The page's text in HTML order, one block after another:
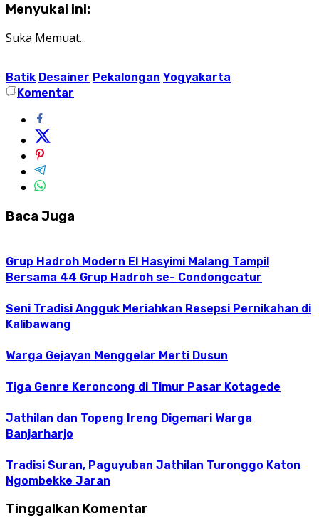
Menyukai ini:
Suka Memuat...
Batik Desainer Pekalongan Yogyakarta
Komentar
Baca Juga
Grup Hadroh Modern El Hasyimi Malang Tampil
Bersama 44 Grup Hadroh se- Condongcatur
Seni Tradisi Angguk Meriahkan Resepsi Pernikahan di
Kalibawang
Warga Gejayan Menggelar Merti Dusun
Tiga Genre Keroncong di Timur Pasar Kotagede
Jathilan dan Topeng Ireng Digemari Warga
Banjarharjo
Tradisi Suran, Paguyuban Jathilan Turonggo Katon
Ngombekke Jaran
Tinggalkan Komentar